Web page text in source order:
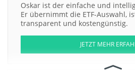
Oskar ist der einfache und
Er übernimmt die ETF-Auswahl,
transparent und kostengünstig.
JETZT MEHR